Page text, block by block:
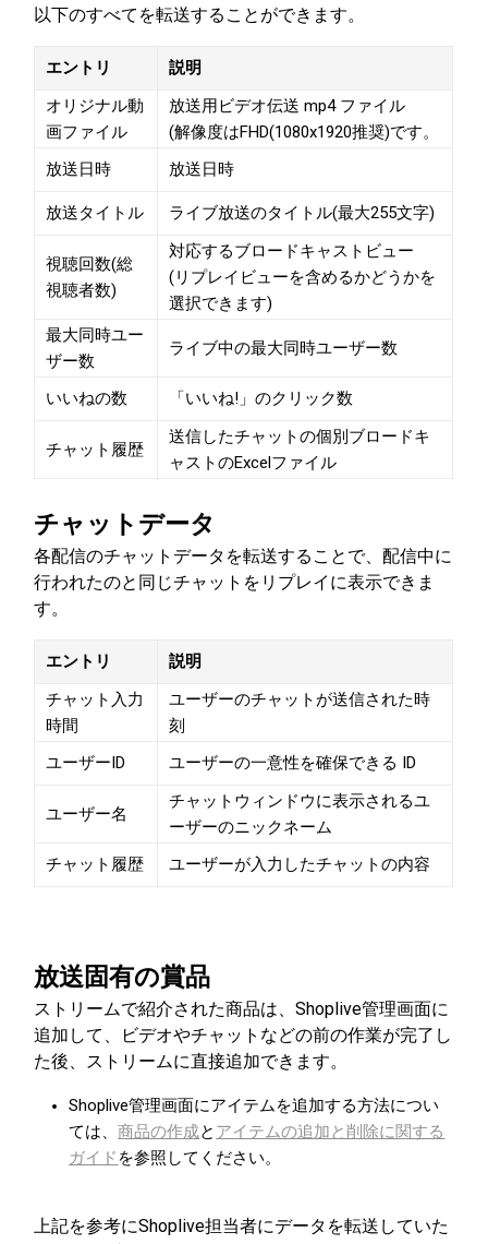
以下のすべてを転送することができます。
エントリ
説明
オリジナル動
画ファイル
放送用ビデオ伝送 mp4 ファイル
(解像度はFHD(1080x1920推奨)です。
放送日時
放送日時
放送タイトル ライブ放送のタイトル(最大255文字)
視聴回数(総
視聴者数)
対応するブロードキャストビュー
(リプレイビューを含めるかどうかを
選択できます)
最大同時ユー
ザー数
ライブ中の最大同時ユーザー数
いいねの数 「いいね!」のクリック数
チャット履歴
送信したチャットの個別ブロードキ
ャストのExcelファイル
チャットデータ
各配信のチャットデータを転送することで、配信中に
行われたのと同じチャットをリプレイに表示できま
す。
エントリ
説明
チャット入力
時間
ユーザーのチャットが送信された時
刻
ユーザーID
ユーザーの一意性を確保できる ID
ユーザー名
チャットウィンドウに表示されるユ
ーザーのニックネーム
チャット履歴
ユーザーが入力したチャットの内容
放送固有の賞品
ストリームで紹介された商品は、Shoplive管理画面に
追加して、ビデオやチャットなどの前の作業が完了し
た後、ストリームに直接追加できます。
Shoplive管理画面にアイテムを追加する方法につい
ては、商品の作成と アイテムの追加と削除に関する
ガイド を参照してください。
上記を参考にShoplive担当者にデータを転送していた